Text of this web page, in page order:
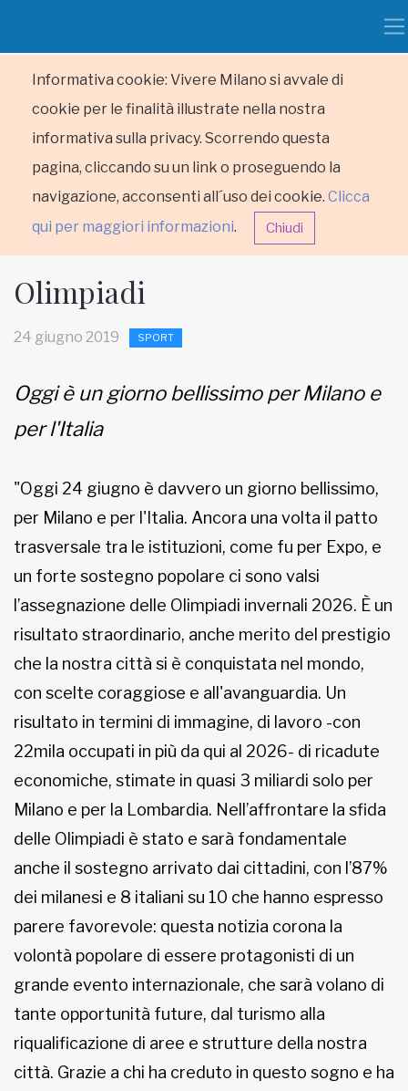
Informativa cookie: Vivere Milano si avvale di
cookie per le finalità illustrate nella nostra
informativa sulla privacy. Scorrendo questa
pagina, cliccando su un link o proseguendo la
navigazione, acconsenti all´uso dei cookie. Clicca
qui per maggiori informazioni. Chiudi
RUBRICHE
Inviateci le vostre segnalazioni
Iscriviti alla newsletter
www.viveremilano.info
Fondato e diretto da Enzo De
EDB edizioni - Via Brivio angolo C.
Imbonati, 89 20159 Milano (Italia)
Informativa sulla privacy
Olimpiadi
24 giugno 2019 SPORT
Oggi è un giorno bellissimo per Milano e
per l'Italia
"Oggi 24 giugno è davvero un giorno bellissimo,
per Milano e per l'Italia. Ancora una volta il patto
trasversale tra le istituzioni, come fu per Expo, e
un forte sostegno popolare ci sono valsi
l’assegnazione delle Olimpiadi invernali 2026. È un
risultato straordinario, anche merito del prestigio
che la nostra città si è conquistata nel mondo,
con scelte coraggiose e all'avanguardia. Un
risultato in termini di immagine, di lavoro -con
22mila occupati in più da qui al 2026- di ricadute
economiche, stimate in quasi 3 miliardi solo per
Milano e per la Lombardia. Nell’affrontare la sfida
delle Olimpiadi è stato e sarà fondamentale
anche il sostegno arrivato dai cittadini, con l’87%
dei milanesi e 8 italiani su 10 che hanno espresso
parere favorevole: questa notizia corona la
volontà popolare di essere protagonisti di un
grande evento internazionale, che sarà volano di
tante opportunità future, dal turismo alla
riqualificazione di aree e strutture della nostra
città. Grazie a chi ha creduto in questo sogno e ha